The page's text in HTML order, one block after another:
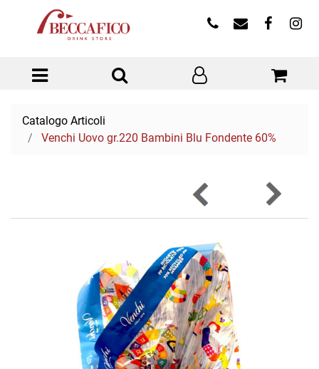
Open menu
Catalogo Articoli
Venchi Uovo gr.220 Bambini Blu Fondente 60%